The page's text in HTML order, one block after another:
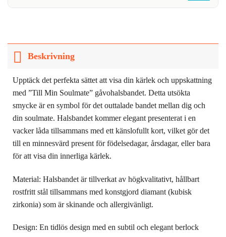
Beskrivning
Upptäck det perfekta sättet att visa din kärlek och uppskattning
med ”Till Min Soulmate” gåvohalsbandet. Detta utsökta
smycke är en symbol för det outtalade bandet mellan dig och
din soulmate. Halsbandet kommer elegant presenterat i en
vacker låda tillsammans med ett känslofullt kort, vilket gör det
till en minnesvärd present för födelsedagar, årsdagar, eller bara
för att visa din innerliga kärlek.
Material: Halsbandet är tillverkat av högkvalitativt, hållbart
rostfritt stål tillsammans med konstgjord diamant (kubisk
zirkonia) som är skinande och allergivänligt.
Design: En tidlös design med en subtil och elegant berlock